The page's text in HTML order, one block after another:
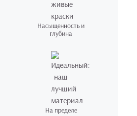
Насыщенность и
глубина
На пределе